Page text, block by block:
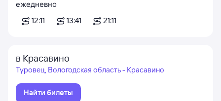
ежедневно
12:11
13:41 21:11
в Красавино
Туровец, Вологодская область - Красавино
Найти билеты